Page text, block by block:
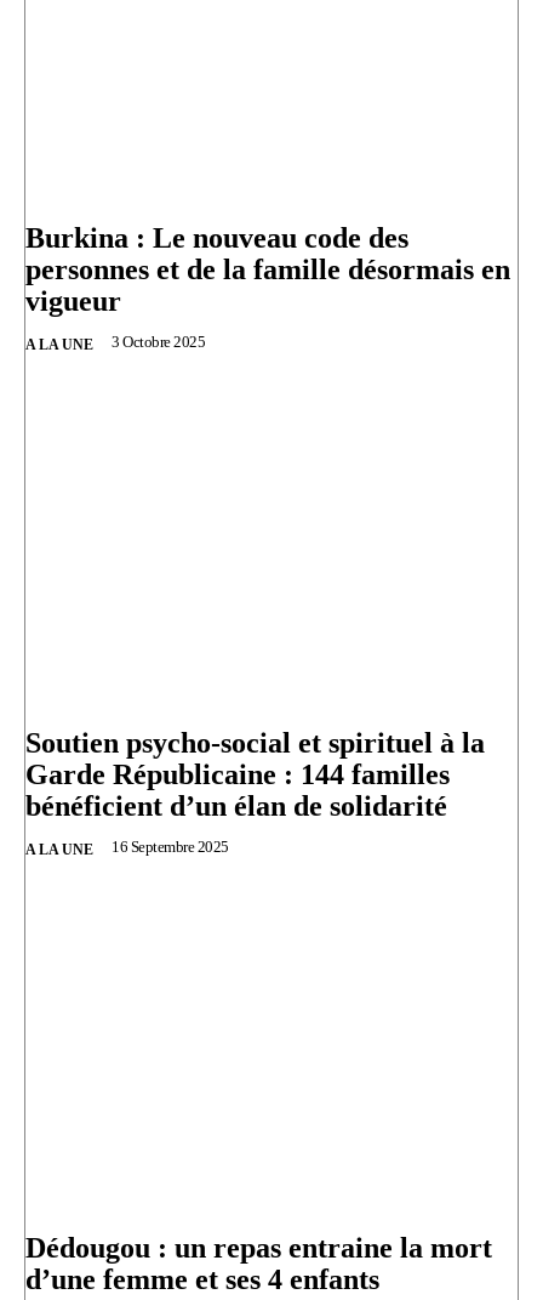
Burkina : Le nouveau code des
personnes et de la famille désormais en
vigueur
A LA UNE 3 Octobre 2025
Soutien psycho-social et spirituel à la
Garde Républicaine : 144 familles
bénéficient d’un élan de solidarité
A LA UNE 16 Septembre 2025
Dédougou : un repas entraine la mort
d’une femme et ses 4 enfants